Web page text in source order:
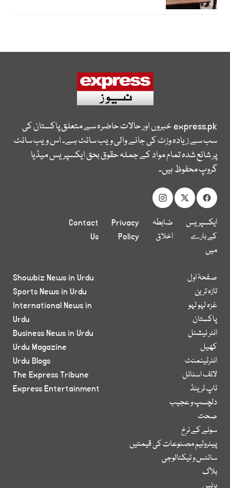
express.pkخبروں اور حالات حاضرہ سے متعلق پاکستان کی
سب سے زیادہ وزٹ کی جانے والی ویب سائٹ ہے۔ اس ویب سائٹ
پر شائع شدہ تمام مواد کے جملہ حقوق بحق ایکسپریس میڈیا
گروپ محفوظ ہیں۔
ایکسپریس
کے بارے
میں
ضابطہ
اخلاق
Privacy
Policy
Contact
Us
صفحۂ اول
تازہ ترین
غزہ لہو لہو
پاکستان
انٹر نیشنل
کھیل
انٹرٹینمنٹ
لائف اسٹائل
ٹاپ ٹرینڈ
دلچسپ و عجیب
صحت
سونے کے نرخ
پیٹرولیم مصنوعات کی قیمتیں
سائنس و ٹیکنالوجی
بلاگ
Showbiz News in Urdu
Sports News in Urdu
International News in
Urdu
Business News in Urdu
Urdu Magazine
Urdu Blogs
The Express Tribune
Express Entertainment